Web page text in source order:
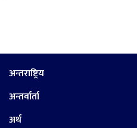
अन्तराष्ट्रिय
अन्तर्वार्ता
अर्थ